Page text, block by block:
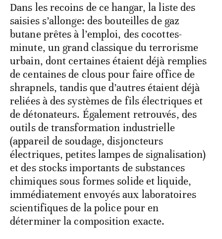
Dans les recoins de ce hangar, la liste des
saisies s’allonge: des bouteilles de gaz
butane prêtes à l’emploi, des cocottes-
minute, un grand classique du terrorisme
urbain, dont certaines étaient déjà remplies
de centaines de clous pour faire office de
shrapnels, tandis que d’autres étaient déjà
reliées à des systèmes de fils électriques et
de détonateurs. Également retrouvés, des
outils de transformation industrielle
(appareil de soudage, disjoncteurs
électriques, petites lampes de signalisation)
et des stocks importants de substances
chimiques sous formes solide et liquide,
immédiatement envoyés aux laboratoires
scientifiques de la police pour en
déterminer la composition exacte.